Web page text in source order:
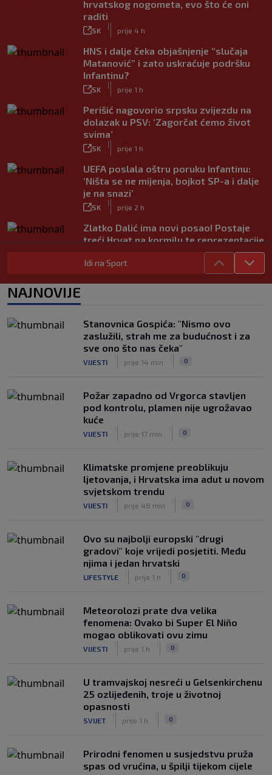
hrvatskog nogometa, evo što će oni
raditi
SK
|
prije 4 h
HNS i dalje čeka objašnjenje “slučaja
Matanović” i zato uskraćuje podršku
Infantinu?
SK
|
prije 1 h
Perišić nagovorio srpsku zvijezdu na
dolazak u PSV: ‘Zagorčat ćemo život
svima’
SK
|
prije 1 h
UEFA poslala oštru poruku Infantinu:
‘Ništa se ne mijenja, bojkot SP-a i dalje
je na snazi’
SK
|
prije 2 h
Zlatko Dalić ima novi posao! Postaje
treći Hrvat na kormilu te reprezentacije
FOTO / Federer ljetuje u Hrvatskoj:
‘Večera dostojna prvaka’
Romano je ipak bio u pravu – Real i
službeno predstavio najskuplje
pojačanje u povijesti
SK prije 3 h
Idi na Sport
NAJNOVIJE
Stanovnica Gospića: "Nismo ovo
zaslužili, strah me za budućnost i za
sve ono što nas čeka"
VIJESTI prije 14 min 0
Požar zapadno od Vrgorca stavljen
pod kontrolu, plamen nije ugrožavao
kuće
VIJESTI prije 17 min 0
Klimatske promjene preoblikuju
ljetovanja, i Hrvatska ima adut u novom
svjetskom trendu
VIJESTI prije 48 min 0
Ovo su najbolji europski "drugi
gradovi" koje vrijedi posjetiti. Među
njima i jedan hrvatski
LIFESTYLE prije 1 h 0
Meteorolozi prate dva velika
fenomena: Ovako bi Super El Niño
mogao oblikovati ovu zimu
VIJESTI prije 1 h 0
U tramvajskoj nesreći u Gelsenkirchenu
25 ozlijeđenih, troje u životnoj
opasnosti
SVIJET prije 1 h 0
Prirodni fenomen u susjedstvu pruža
spas od vrućina, u špilji tijekom cijele